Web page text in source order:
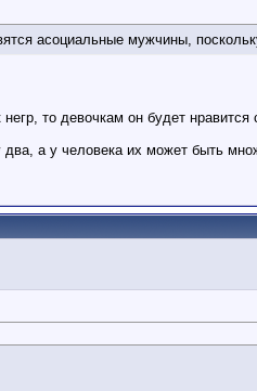
асоциальные мужчины,
то девочкам он будет
а у человека их может быть